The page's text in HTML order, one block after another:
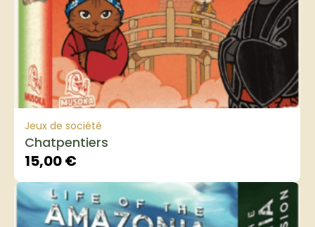
Jeux de société
Chatpentiers
15,00€